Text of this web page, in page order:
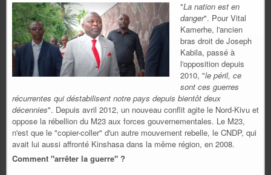
"La nation est en
danger". Pour Vital
Kamerhe, l'ancien
bras droit de Joseph
Kabila, passé à
l'opposition depuis
2010, "le péril, ce
sont ces guerres
récurrentes qui déstabilisent notre pays depuis bientôt deux
décennies". Depuis avril 2012, un nouveau conflit agite le Nord-Kivu et
oppose la rébellion du M23 aux forces gouvernementales. Le M23,
n'est que le "copier-coller" d'un autre mouvement rebelle, le CNDP, qui
avait lui aussi affronté Kinshasa dans la même région, en 2008.
Comment "arrêter la guerre" ?